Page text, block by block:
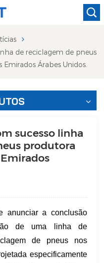
de reciclagem de pneus
Árabes Unidos.
sucesso linha
produtora
anunciar a conclusão
de uma linha de
de pneus nos
especificamente